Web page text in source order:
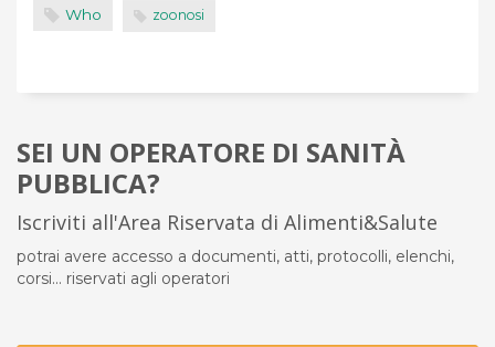
Who zoonosi
SEI UN OPERATORE DI SANITÀ
PUBBLICA?
Iscriviti all'Area Riservata di Alimenti&Salute
potrai avere accesso a documenti, atti, protocolli, elenchi,
corsi... riservati agli operatori